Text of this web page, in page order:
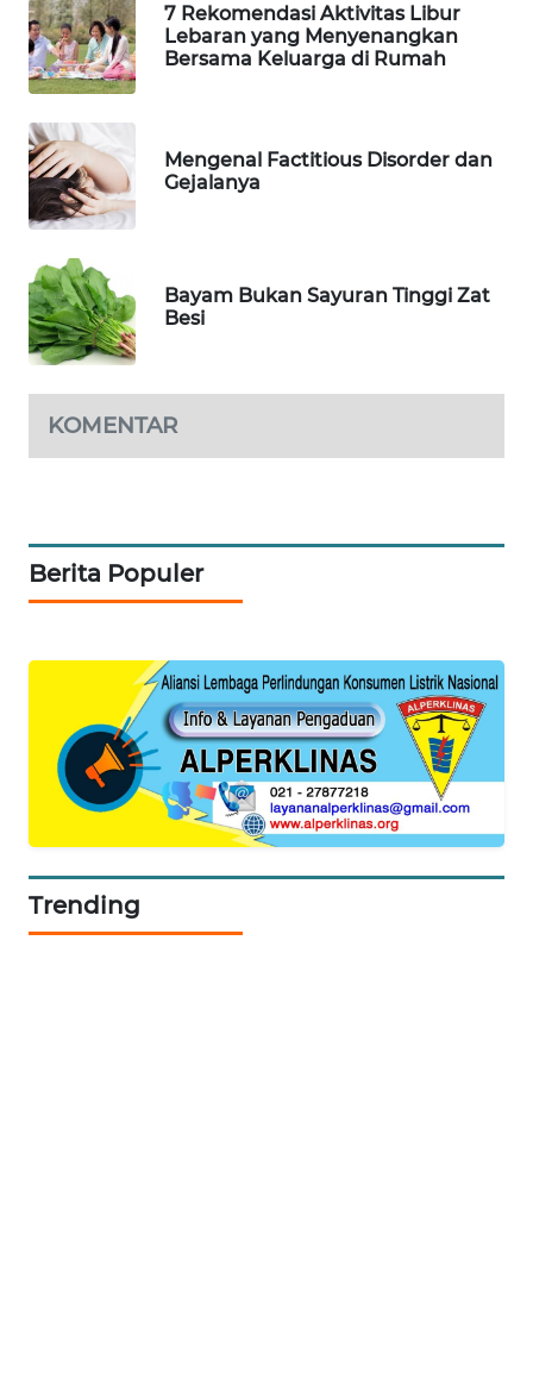
7 Rekomendasi Aktivitas Libur
Lebaran yang Menyenangkan
Bersama Keluarga di Rumah
Mengenal Factitious Disorder dan
Gejalanya
Bayam Bukan Sayuran Tinggi Zat
Besi
KOMENTAR
Berita Populer
Trending
Wahana
Network
LISTRIK
MASYARAKAT
KELISTRIKAN
WALINKI
ID
MAWAKA
ID
MARTABAT
PLN
WATCH
LKKI
PORTAL
KONSUMEN